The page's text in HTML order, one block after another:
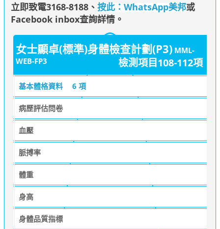
立即致電3168-8188、 按此：WhatsApp美邦或
Facebook inbox查詢詳情。
女士顯卓(標準)身體檢查計劃(P3) MML-
WEB-FP3
檢測項目108-112項
基本體格資料 6 項
病歷評估問卷
血壓
脈搏率
體重
身高
身體品質指標